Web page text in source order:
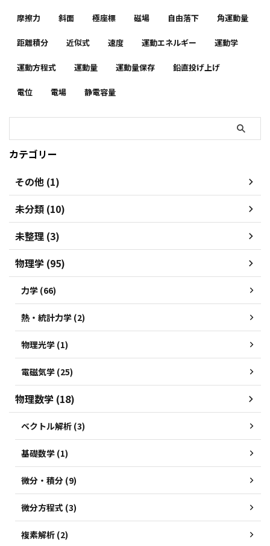
摩擦力 斜面 極座標 磁場 自由落下 角運動量
距離積分 近似式 速度 運動エネルギー 運動学
運動方程式 運動量 運動量保存 鉛直投げ上げ
電位 電場 静電容量
カテゴリー
その他 (1)
未分類 (10)
未整理 (3)
物理学 (95)
力学 (66)
熱・統計力学 (2)
物理光学 (1)
電磁気学 (25)
物理数学 (18)
ベクトル解析 (3)
基礎数学 (1)
微分・積分 (9)
微分方程式 (3)
複素解析 (2)